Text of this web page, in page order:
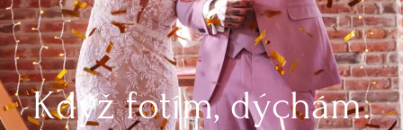
Když fotím, dýchám.